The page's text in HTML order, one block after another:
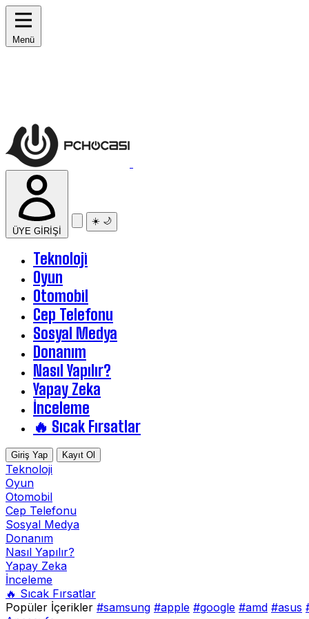
Menü
ÜYE GİRİŞİ
☀️ 🌙
Teknoloji
Oyun
Otomobil
Cep Telefonu
Sosyal Medya
Donanım
Nasıl Yapılır?
Yapay Zeka
İnceleme
🔥 Sıcak Fırsatlar
Giriş Yap Kayıt Ol
Teknoloji
Oyun
Otomobil
Cep Telefonu
Sosyal Medya
Donanım
Nasıl Yapılır?
Yapay Zeka
İnceleme
🔥 Sıcak Fırsatlar
Popüler İçerikler #samsung #apple #google #amd #asus